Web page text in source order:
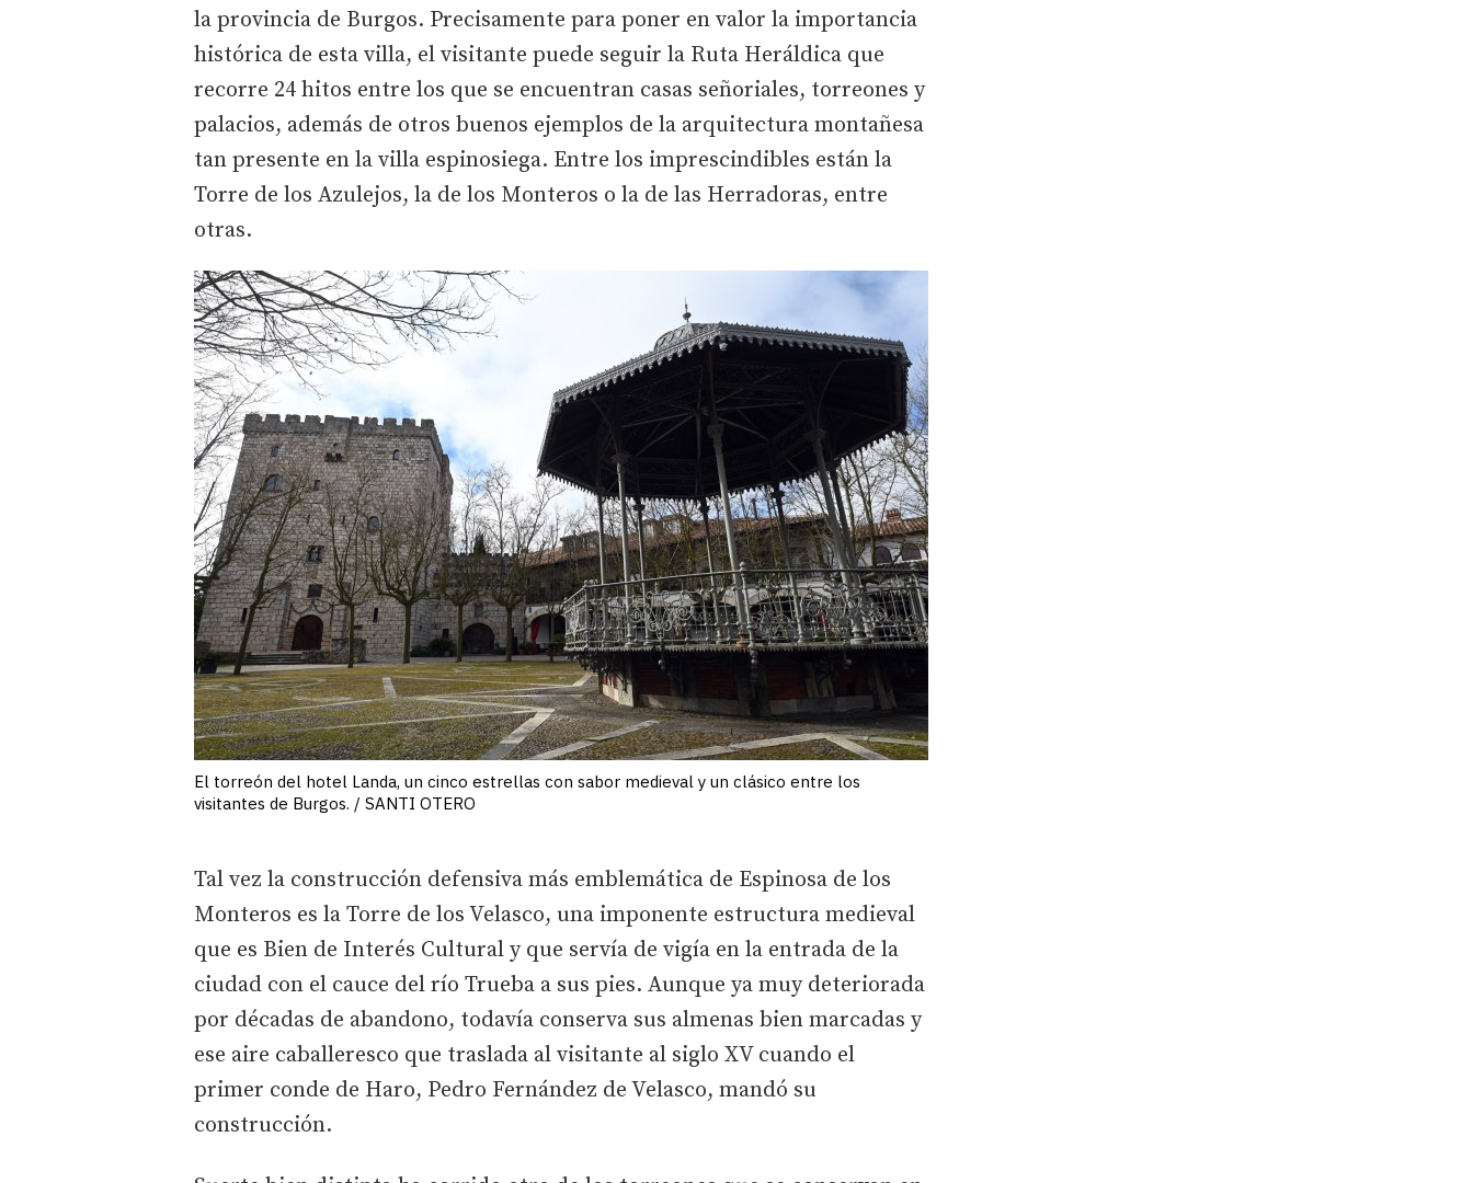
la provincia de Burgos. Precisamente para poner en valor la importancia
histórica de esta villa, el visitante puede seguir la Ruta Heráldica que
recorre 24 hitos entre los que se encuentran casas señoriales, torreones y
palacios, además de otros buenos ejemplos de la arquitectura montañesa
tan presente en la villa espinosiega. Entre los imprescindibles están la
Torre de los Azulejos, la de los Monteros o la de las Herradoras, entre
otras.
El torreón del hotel Landa, un cinco estrellas con sabor medieval y un clásico entre los
visitantes de Burgos. / SANTI OTERO
Tal vez la construcción defensiva más emblemática de Espinosa de los
Monteros es la Torre de los Velasco, una imponente estructura medieval
que es Bien de Interés Cultural y que servía de vigía en la entrada de la
ciudad con el cauce del río Trueba a sus pies. Aunque ya muy deteriorada
por décadas de abandono, todavía conserva sus almenas bien marcadas y
ese aire caballeresco que traslada al visitante al siglo XV cuando el
primer conde de Haro, Pedro Fernández de Velasco, mandó su
construcción.